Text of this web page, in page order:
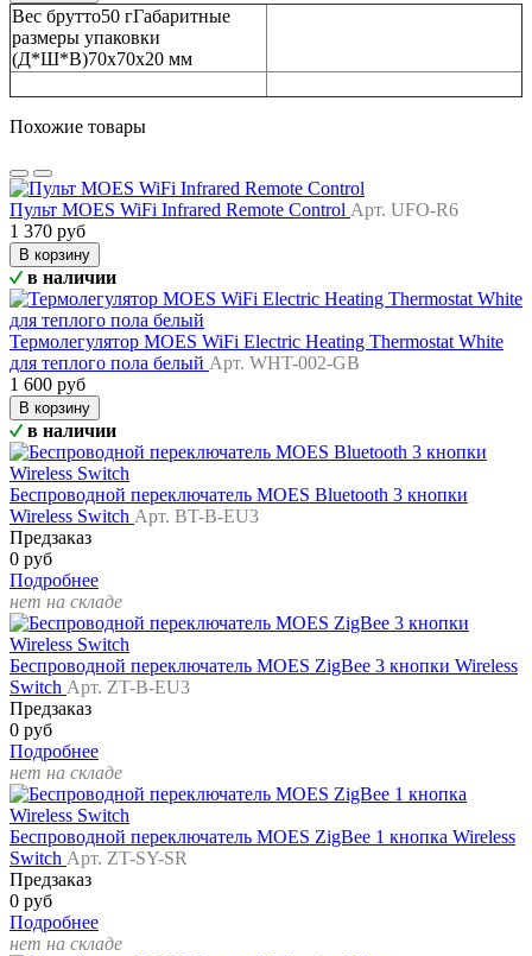
Вес брутто50 гГабаритные
размеры упаковки
(Д*Ш*В)70х70х20 мм
Похожие товары
Пульт MOES WiFi Infrared Remote Control Арт. UFO-R6
1 370 руб
В корзину
в наличии
Термолегулятор MOES WiFi Electric Heating Thermostat White
для теплого пола белый Арт. WHT-002-GB
1 600 руб
В корзину
в наличии
Беспроводной переключатель MOES Bluetooth 3 кнопки
Wireless Switch Арт. BT-B-EU3
Предзаказ
0 руб
Подробнее
нет на складе
Беспроводной переключатель MOES ZigBee 3 кнопки Wireless
Switch Арт. ZT-B-EU3
Предзаказ
0 руб
Подробнее
нет на складе
Беспроводной переключатель MOES ZigBee 1 кнопка Wireless
Switch Арт. ZT-SY-SR
Предзаказ
0 руб
Подробнее
нет на складе